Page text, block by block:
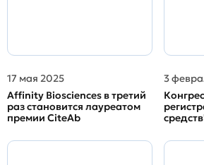
17 мая 2025
Affinity Biosciences в третий
раз становится лауреатом
премии CiteAb
3